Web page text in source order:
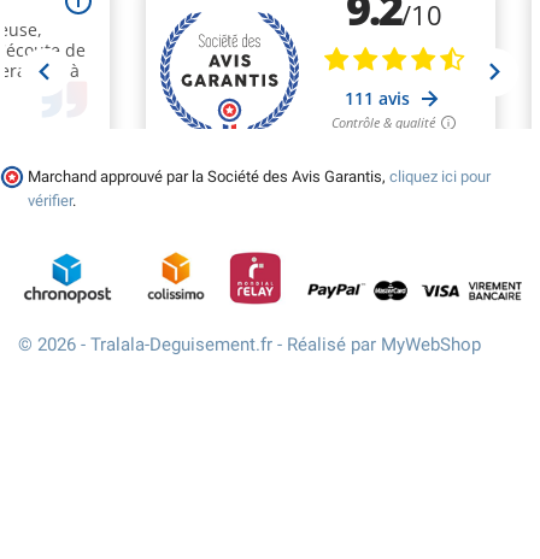
Marchand approuvé par la Société des Avis Garantis, cliquez ici pour
vérifier.
© 2026 - Tralala-Deguisement.fr - Réalisé par MyWebShop